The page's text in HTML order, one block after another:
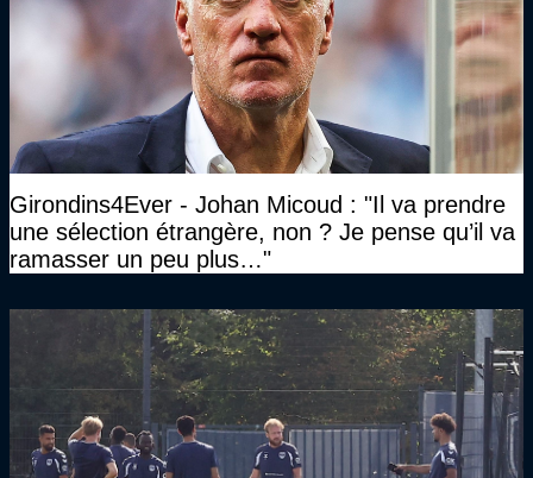
Girondins4Ever - Johan Micoud : "Il va prendre
une sélection étrangère, non ? Je pense qu’il va
ramasser un peu plus…"